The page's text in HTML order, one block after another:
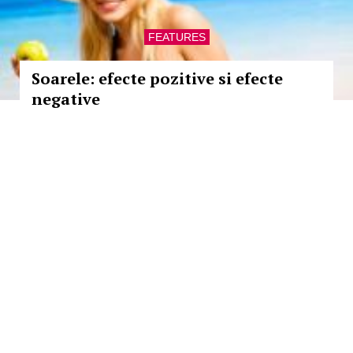
FEATURES
Soarele: efecte pozitive si efecte
negative